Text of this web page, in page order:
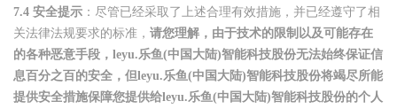
7.4 安全提示 ：尽管已经采取了上述合理有效措施，并已经遵守了相
关法律法规要求的标准， 请您理解，由于技术的限制以及可能存在
的各种恶意手段，leyu.乐鱼(中国大陆)智能科技股份无法始终保证信
息百分之百的安全，但leyu.乐鱼(中国大陆)智能科技股份将竭尽所能
提供安全措施保障您提供给leyu.乐鱼(中国大陆)智能科技股份的个人